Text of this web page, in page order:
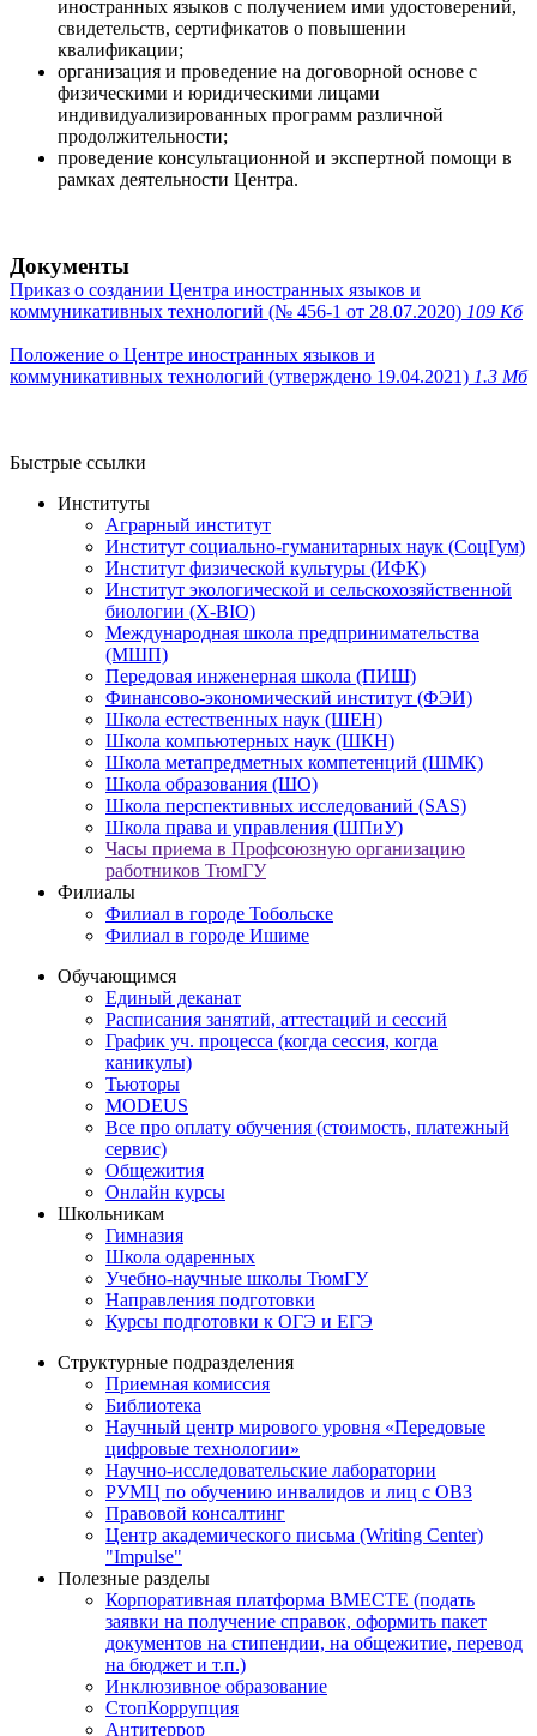
иностранных языков с получением ими удостоверений,
свидетельств, сертификатов о повышении
квалификации;
организация и проведение на договорной основе с
физическими и юридическими лицами
индивидуализированных программ различной
продолжительности;
проведение консультационной и экспертной помощи в
рамках деятельности Центра.
Документы
Приказ о создании Центра иностранных языков и
коммуникативных технологий (№ 456-1 от 28.07.2020) 109 Кб
Положение о Центре иностранных языков и
коммуникативных технологий (утверждено 19.04.2021) 1.3 Мб
Быстрые ссылки
Институты
Аграрный институт
Институт социально-гуманитарных наук (СоцГум)
Институт физической культуры (ИФК)
Институт экологической и сельскохозяйственной
биологии (X-BIO)
Международная школа предпринимательства
(МШП)
Передовая инженерная школа (ПИШ)
Финансово-экономический институт (ФЭИ)
Школа естественных наук (ШЕН)
Школа компьютерных наук (ШКН)
Школа метапредметных компетенций (ШМК)
Школа образования (ШО)
Школа перспективных исследований (SAS)
Школа права и управления (ШПиУ)
Часы приема в Профсоюзную организацию
работников ТюмГУ
Филиалы
Филиал в городе Тобольске
Филиал в городе Ишиме
Обучающимся
Единый деканат
Расписания занятий, аттестаций и сессий
График уч. процесса (когда сессия, когда
каникулы)
Тьюторы
MODEUS
Все про оплату обучения (стоимость, платежный
сервис)
Общежития
Онлайн курсы
Школьникам
Гимназия
Школа одаренных
Учебно-научные школы ТюмГУ
Направления подготовки
Курсы подготовки к ОГЭ и ЕГЭ
Структурные подразделения
Приемная комиссия
Библиотека
Научный центр мирового уровня «Передовые
цифровые технологии»
Научно-исследовательские лаборатории
РУМЦ по обучению инвалидов и лиц с ОВЗ
Правовой консалтинг
Центр академического письма (Writing Center)
"Impulse"
Полезные разделы
Корпоративная платформа ВМЕСТЕ (подать
заявки на получение справок, оформить пакет
документов на стипендии, на общежитие, перевод
на бюджет и т.п.)
Инклюзивное образование
СтопКоррупция
Антитеррор